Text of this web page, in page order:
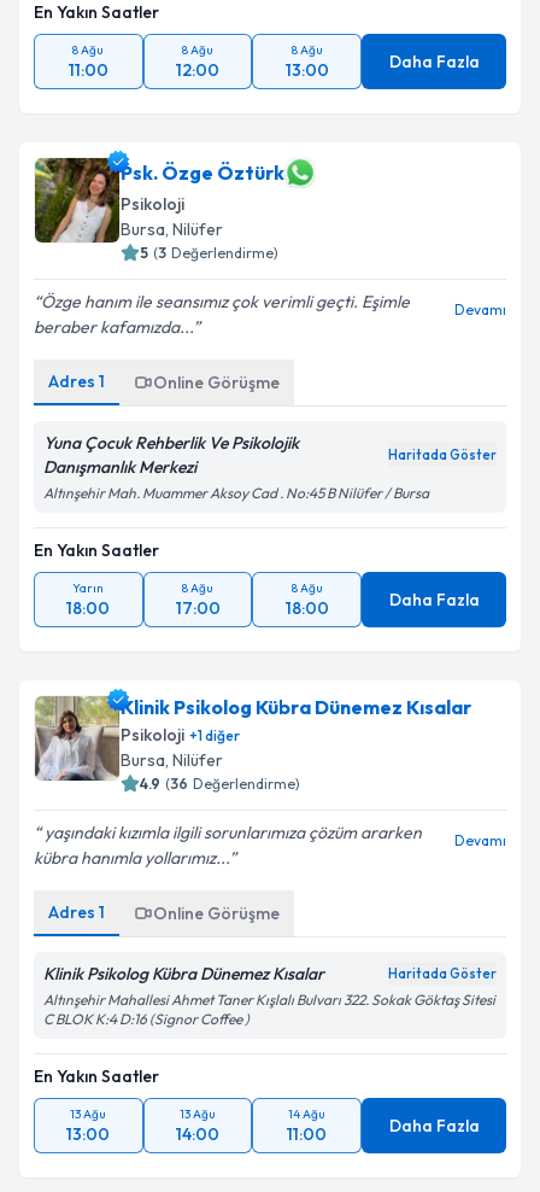
En Yakın Saatler
8 Ağu
11:00
8 Ağu
12:00
8 Ağu
13:00 Daha Fazla
Psk. Özge Öztürk
Psikoloji
Bursa, Nilüfer
5 (3 Değerlendirme)
Özge hanım ile seansımız çok verimli geçti. Eşimle
beraber kafamızda...
Devamı
Adres 1 Online Görüşme
Yuna Çocuk Rehberlik Ve Psikolojik
Danışmanlık Merkezi
Haritada Göster
Altınşehir Mah. Muammer Aksoy Cad . No:45 B Nilüfer / Bursa
En Yakın Saatler
Yarın
18:00
8 Ağu
17:00
8 Ağu
18:00 Daha Fazla
Klinik Psikolog Kübra Dünemez Kısalar
Psikoloji +1diğer
Bursa, Nilüfer
4.9 (36 Değerlendirme)
yaşındaki kızımla ilgili sorunlarımıza çözüm ararken
kübra hanımla yollarımız...
Devamı
Adres 1 Online Görüşme
Klinik Psikolog Kübra Dünemez Kısalar Haritada Göster
Altınşehir Mahallesi Ahmet Taner Kışlalı Bulvarı 322. Sokak Göktaş Sitesi
C BLOK K:4 D:16 (Signor Coffee )
En Yakın Saatler
13 Ağu
13:00
13 Ağu
14:00
14 Ağu
11:00 Daha Fazla